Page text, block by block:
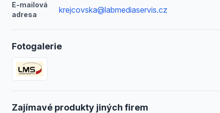
E-mailová
adresa
krejcovska@labmediaservis.cz
Fotogalerie
Zajímavé produkty jiných firem